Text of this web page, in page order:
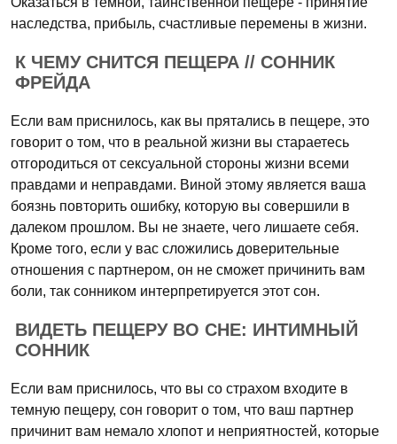
наследства, прибыль, счастливые перемены в жизни.
К ЧЕМУ СНИТСЯ ПЕЩЕРА // СОННИК
ФРЕЙДА
Если вам приснилось, как вы прятались в пещере, это
говорит о том, что в реальной жизни вы стараетесь
отгородиться от сексуальной стороны жизни всеми
правдами и неправдами. Виной этому является ваша
боязнь повторить ошибку, которую вы совершили в
далеком прошлом. Вы не знаете, чего лишаете себя.
Кроме того, если у вас сложились доверительные
отношения с партнером, он не сможет причинить вам
боли, так сонником интерпретируется этот сон.
ВИДЕТЬ ПЕЩЕРУ ВО СНЕ: ИНТИМНЫЙ
СОННИК
Если вам приснилось, что вы со страхом входите в
темную пещеру, сон говорит о том, что ваш партнер
причинит вам немало хлопот и неприятностей, которые